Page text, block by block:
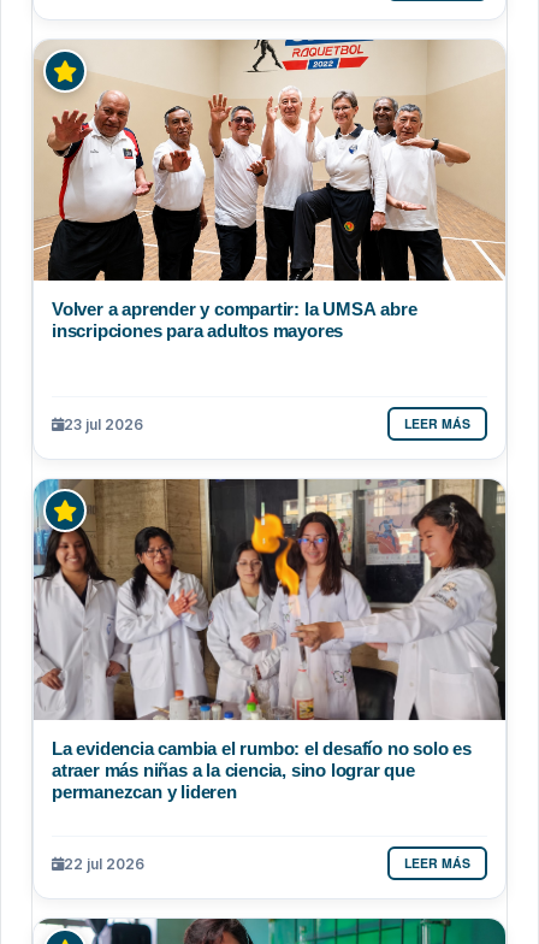
Volver a aprender y compartir: la UMSA abre
inscripciones para adultos mayores
23 jul 2026 LEER MÁS
La evidencia cambia el rumbo: el desafío no solo es
atraer más niñas a la ciencia, sino lograr que
permanezcan y lideren
22 jul 2026 LEER MÁS